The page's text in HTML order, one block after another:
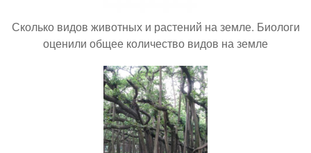
Сколько видов животных и растений на земле. Биологи
оценили общее количество видов на земле